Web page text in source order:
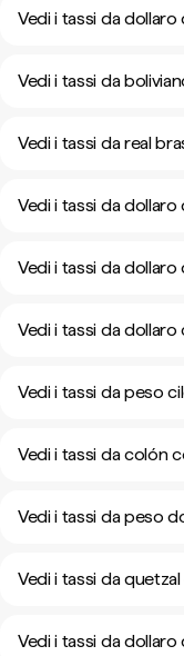
Vedi i tassi da
Vedi i tassi da
Vedi i tassi da real
Vedi i tassi da dollaro
Vedi i tassi da
Vedi i tassi da
Vedi i tassi da peso
Vedi i tassi da colón
Vedi i tassi da peso
Vedi i tassi da
Vedi i tassi da dollaro